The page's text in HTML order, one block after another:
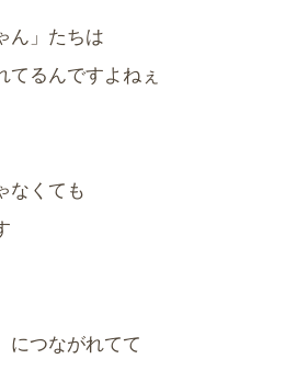
ん」たちは
てるんですよねぇ
なくても
につながれてて